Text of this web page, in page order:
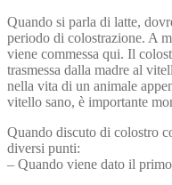
Quando si parla di latte,
periodo di colostrazione. A
viene commessa qui. Il
trasmessa dalla madre al
nella vita di un animale
vitello sano, è importante
Quando discuto di colostro
diversi punti:
– Quando viene dato il